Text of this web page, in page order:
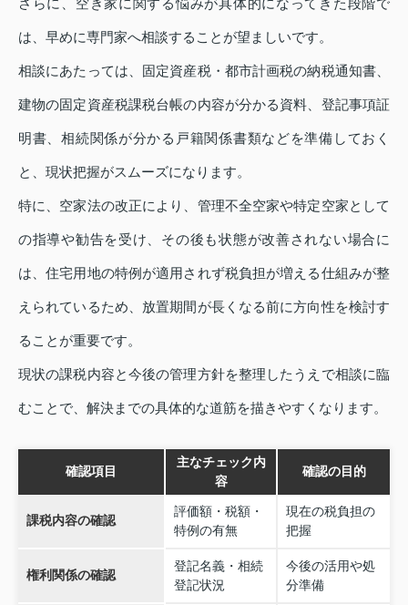
さらに、空き家に関する悩みが具体的になってきた段階で
は、早めに専門家へ相談することが望ましいです。
相談にあたっては、固定資産税・都市計画税の納税通知書、
建物の固定資産税課税台帳の内容が分かる資料、登記事項証
明書、相続関係が分かる戸籍関係書類などを準備しておく
と、現状把握がスムーズになります。
特に、空家法の改正により、管理不全空家や特定空家として
の指導や勧告を受け、その後も状態が改善されない場合に
は、住宅用地の特例が適用されず税負担が増える仕組みが整
えられているため、放置期間が長くなる前に方向性を検討す
ることが重要です。
現状の課税内容と今後の管理方針を整理したうえで相談に臨
むことで、解決までの具体的な道筋を描きやすくなります。
確認項目
主なチェック内
容
確認の目的
課税内容の確認
評価額・税額・
特例の有無
現在の税負担の
把握
権利関係の確認
登記名義・相続
登記状況
今後の活用や処
分準備